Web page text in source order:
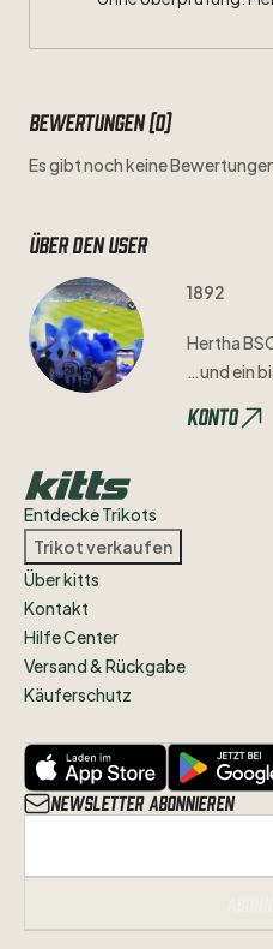
Bewertungen (0)
Es gibt noch keine
Über den user
1892
Hertha
…undein
Konto
Entdecke Trikots
Trikot verkaufen
Über kitts
Kontakt
Hilfe Center
Versand & Rückgabe
Käuferschutz
Newsletter abonnieren